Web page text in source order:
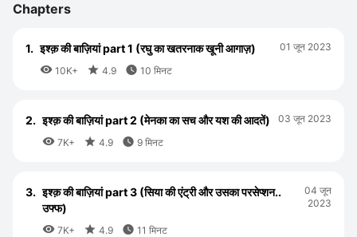
Chapters
1. इश्क़ की बाज़ियां part 1 (रघु का खतरनाक खूनी आगाज़)
 10K+  4.9  10 मिनट
01 जून 2023
2. इश्क़ की बाज़ियां part 2 (मेनका का सच और यश की आदतें)
 7K+  4.9  9 मिनट
03 जून 2023
3. इश्क़ की बाज़ियां part 3 (सिया की एंट्री और उसका परसेप्शन..
उफ्फ)
 7K+  4.9  11 मिनट
04 जून
2023